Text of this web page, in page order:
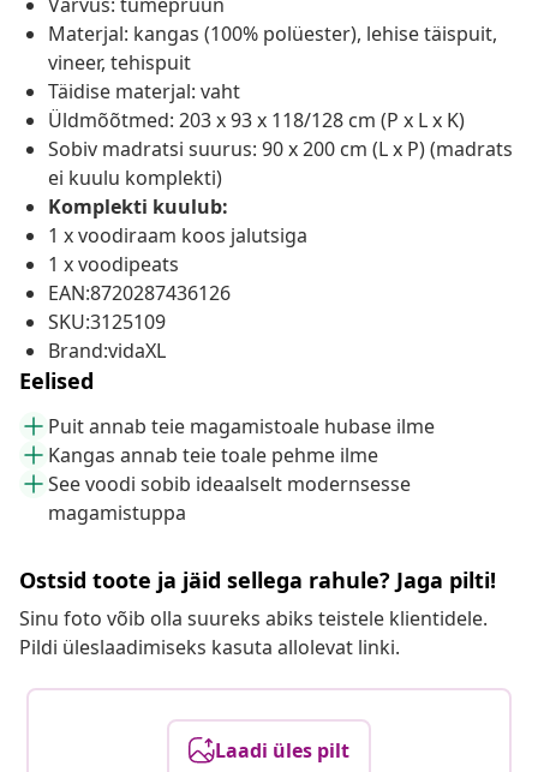
Materjal: kangas (100% polüester), lehise täispuit,
vineer, tehispuit
Täidise materjal: vaht
Üldmõõtmed: 203 x 93 x 118/128 cm (P x L x K)
Sobiv madratsi suurus: 90 x 200 cm (L x P) (madrats
ei kuulu komplekti)
Komplekti kuulub:
1 x voodiraam koos jalutsiga
1 x voodipeats
EAN:8720287436126
SKU:3125109
Brand:vidaXL
Eelised
Puit annab teie magamistoale hubase ilme
Kangas annab teie toale pehme ilme
See voodi sobib ideaalselt modernsesse
magamistuppa
Ostsid toote ja jäid sellega rahule? Jaga pilti!
Sinu foto võib olla suureks abiks teistele klientidele.
Pildi üleslaadimiseks kasuta allolevat linki.
Laadi üles pilt